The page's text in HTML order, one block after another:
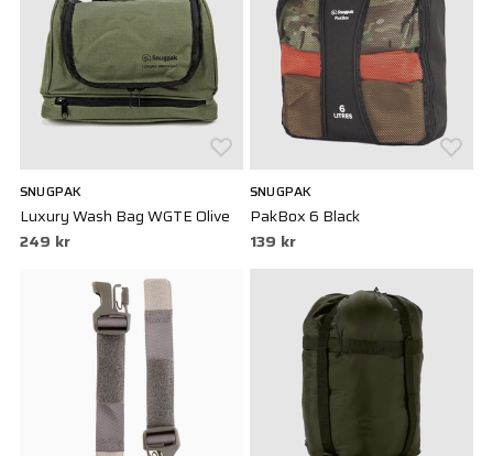
SNUGPAK
Luxury Wash Bag WGTE Olive
249 kr
SNUGPAK
PakBox 6 Black
139 kr